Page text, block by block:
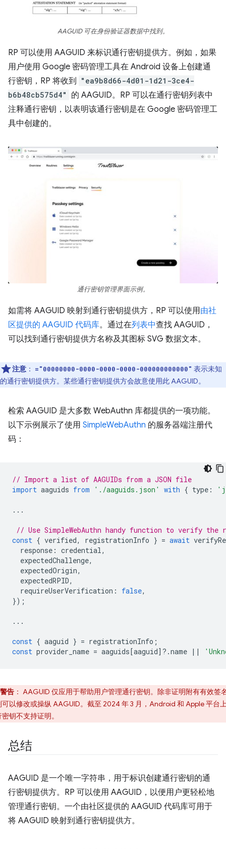
AAGUID 可在身份验证器数据中找到。
RP 可以使用 AAGUID 来标识通行密钥提供方。例如，如果
用户使用 Google 密码管理工具在 Android 设备上创建通
行密钥，RP 将收到 "ea9b8d66-4d01-1d21-3ce4-
b6b48cb575d4"
的 AAGUID。RP 可以在通行密钥列表中
注释通行密钥，以表明该通行密钥是在 Google 密码管理工
具中创建的。
通行密钥管理界面示例。
如需将 AAGUID 映射到通行密钥提供方，RP 可以使用由社
区提供的 AAGUID 代码库。通过在列表中查找 AAGUID，
可以找到通行密钥提供方名称及其图标 SVG 数据文本。
注意 ： ="00000000-0000-0000-0000-000000000000" 表示未知
的通行密钥提供方。某些通行密钥提供方会故意使用此 AAGUID。
检索 AAGUID 是大多数 WebAuthn 库都提供的一项功能。
以下示例展示了使用 SimpleWebAuthn 的服务器端注册代
码：
// Import a list of AAGUIDs from a JSON file
import aaguids from './aaguids.json' with { type :
...
// Use SimpleWebAuthn handy function to verify
const { verified, registrationInfo } = await
response : credential,
expectedChallenge,
expectedOrigin,
expectedRPID,
requireUserVerification : false,
});
...
const { aaguid } = registrationInfo ;
const provider_name = aaguids [aaguid] ? .name ||
警告 ： AAGUID 仅应用于帮助用户管理通行密钥。除非证明附有有效签
可以修改或操纵 AAGUID。截至 2024 年 3 月，Android 和 Apple 平台
钥不支持证明。
总结
AAGUID 是一个唯一字符串，用于标识创建通行密钥的通
行密钥提供方。RP 可以使用 AAGUID，以便用户更轻松地
管理通行密钥。一个由社区提供的 AAGUID 代码库可用于
将 AAGUID 映射到通行密钥提供方。